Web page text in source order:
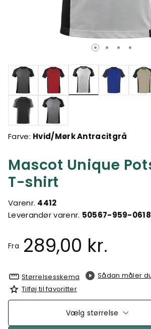
Mascot Unique
T-shirt
Varenr. 4412
Leverandør varenr. 50567-959-0618
Fra 289,00 kr.
valgte
Farve: Hvid/Mørk Antracitgrå
Størrelsesskema
Sådan måler
Tilføj til favoritter
Vælg størrelse